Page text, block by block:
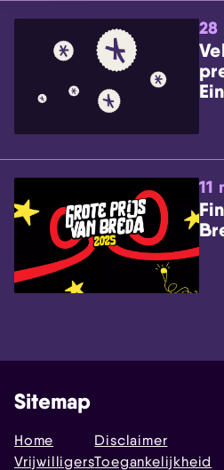
28
11
Sitemap
Home
Vrijwilligers
Disclaimer
Toegankelijkheid